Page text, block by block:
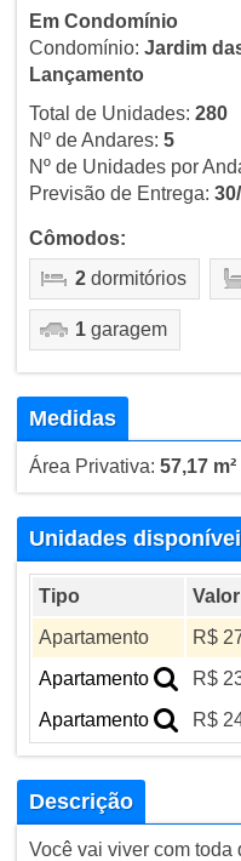
Em Condomínio
Condomínio: Jardim
Lançamento
Total de Unidades: 280
Nº de Andares: 5
Nº de Unidades por
Previsão de Entrega:
Cômodos:
2dormitórios
1garagem
Medidas
Área Privativa: 57,17 m²
Unidades
Tipo Valor
Apartamento
R$
Apartamento
R$
Apartamento
R$
Descrição
Você vai viver com